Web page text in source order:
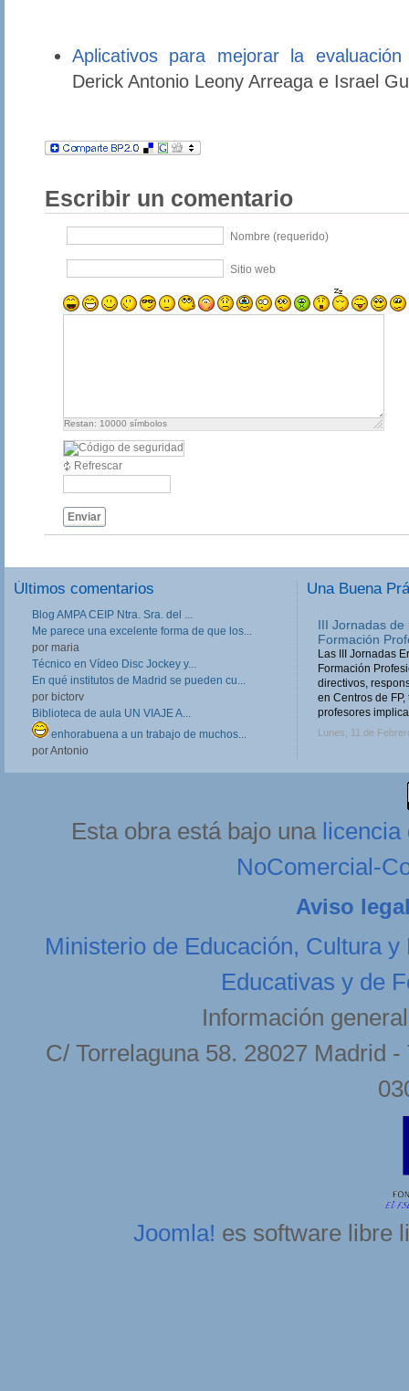
Aplicativos para mejorar la evaluación
Derick Antonio Leony Arreaga e Israel
Escribir un comentario
Nombre (requerido)
Sitio web
Restan: 10000 símbolos
Refrescar
Enviar
Últimos comentarios
Blog AMPA CEIP Ntra. Sra. del ...
Me parece una excelente forma de que los...
por maria
Técnico en Vídeo Disc Jockey y...
En qué institutos de Madrid se pueden cu...
por bictorv
Biblioteca de aula UN VIAJE A...
enhorabuena a un trabajo de muchos...
por Antonio
Una Buena
III Jornadas
Formación
Las III Jornadas
Formación
directivos,
en Centros de
profesores
Lunes, 11 de
Esta obra está bajo una licencia
NoComercial-
Aviso
Ministerio de Educación, Cultura y
Educativas y de
Información
C/ Torrelaguna 58. 28027 Madrid
Joomla! es software libre